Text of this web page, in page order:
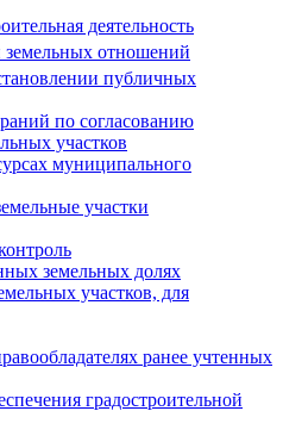
деятельность
земельных отношений
публичных
по согласованию
участков
муниципального
участки
земельных долях
участков, для
ранее учтенных
градостроительной